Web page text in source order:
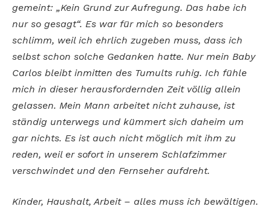
gemeint: „Kein Grund zur Aufregung. Das habe ich
nur so gesagt“. Es war für mich so besonders
schlimm, weil ich ehrlich zugeben muss, dass ich
selbst schon solche Gedanken hatte. Nur mein Baby
Carlos bleibt inmitten des Tumults ruhig. Ich fühle
mich in dieser herausfordernden Zeit völlig allein
gelassen. Mein Mann arbeitet nicht zuhause, ist
ständig unterwegs und kümmert sich daheim um
gar nichts. Es ist auch nicht möglich mit ihm zu
reden, weil er sofort in unserem Schlafzimmer
verschwindet und den Fernseher aufdreht.
Kinder, Haushalt, Arbeit – alles muss ich bewältigen.